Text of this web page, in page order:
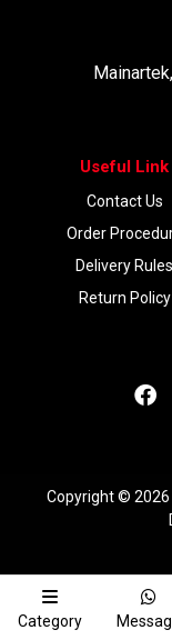
Useful Link
Contact Us
Order
Delivery Rules
Return Policy
Copyright © 2026
Category